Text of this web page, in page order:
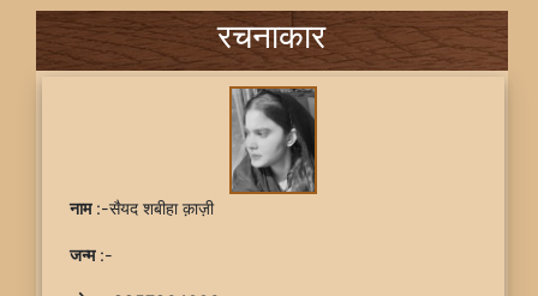
रचनाकार
नाम:-सैयद शबीहा क़ाज़ी
जन्म:-